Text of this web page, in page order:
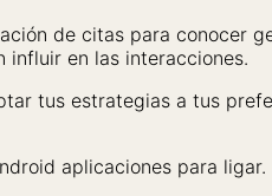
de citas para conocer
en las interacciones.
tus estrategias a tus
aplicaciones para ligar.